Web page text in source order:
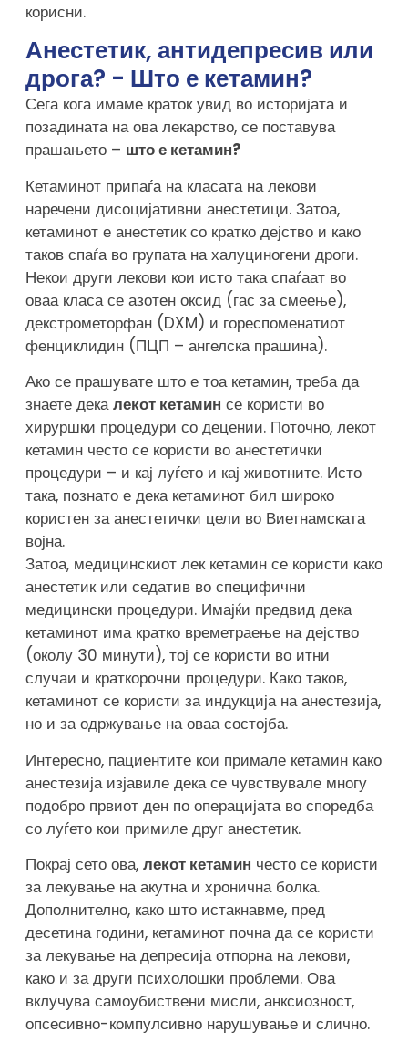
корисни.
Анестетик, антидепресив или
дрога? - Што е кетамин?
Сега кога имаме краток увид во историјата и
позадината на ова лекарство, се поставува
прашањето – што е кетамин?
Кетаминот припаѓа на класата на лекови
наречени дисоцијативни анестетици. Затоа,
кетаминот е анестетик со кратко дејство и како
таков спаѓа во групата на халуциногени дроги.
Некои други лекови кои исто така спаѓаат во
оваа класа се азотен оксид (гас за смеење),
декстрометорфан (DXM) и гореспоменатиот
фенциклидин (ПЦП – ангелска прашина).
Ако се прашувате што е тоа кетамин, треба да
знаете декалекот кетамин се користи во
хируршки процедури со децении. Поточно, лекот
кетамин често се користи во анестетички
процедури – и кај луѓето и кај животните. Исто
така, познато е дека кетаминот бил широко
користен за анестетички цели во Виетнамската
војна.
Затоа, медицинскиот лек кетамин се користи како
анестетик или седатив во специфични
медицински процедури. Имајќи предвид дека
кетаминот има кратко времетраење на дејство
(околу 30 минути), тој се користи во итни
случаи и краткорочни процедури. Како таков,
кетаминот се користи за индукција на анестезија,
но и за одржување на оваа состојба.
Интересно, пациентите кои примале кетамин како
анестезија изјавиле дека се чувствувале многу
подобро првиот ден по операцијата во споредба
со луѓето кои примиле друг анестетик.
Покрај сето ова, лекот кетамин често се користи
за лекување на акутна и хронична болка.
Дополнително, како што истакнавме, пред
десетина години, кетаминот почна да се користи
за лекување на депресија отпорна на лекови,
како и за други психолошки проблеми. Ова
вклучува самоубиствени мисли, анксиозност,
опсесивно-компулсивно нарушување и слично.